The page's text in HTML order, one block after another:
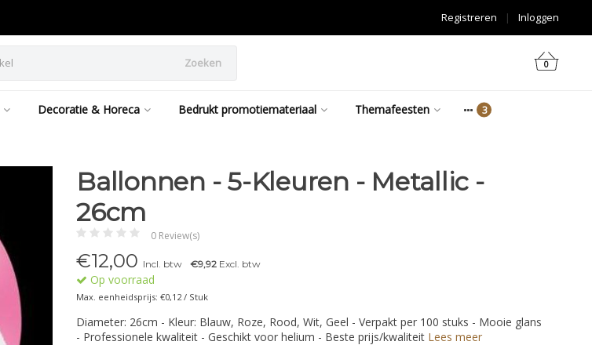
Inloggen
|
Registreren
Zoeken 0
Decoratie & Horeca Bedrukt promotiemateriaal Themafeesten
Ballonnen - 5-Kleuren - Metallic -
26cm
0 Review(s)
€12,00 Incl. btw €9,92 Excl. btw
Op voorraad
Max. eenheidsprijs: €0,12 / Stuk
Diameter: 26cm - Kleur: Blauw, Roze, Rood, Wit, Geel - Verpakt per 100 stuks - Mooie glans
- Professionele kwaliteit - Geschikt voor helium - Beste prijs/kwaliteit Lees meer